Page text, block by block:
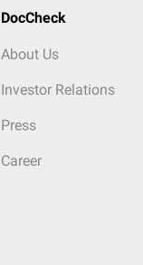
DocCheck
About Us
Investor Relations
Press
Career